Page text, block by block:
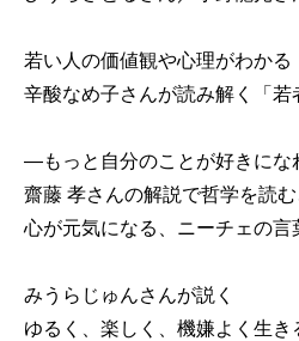
若い人の価値観や心理がわかる
辛酸なめ子さんが読み解く「若
―もっと自分のことが好きに
齋藤 孝さんの解説で哲学を読む
心が元気になる、ニーチェの言
みうらじゅんさんが説く
ゆるく、楽しく、機嫌よく生き